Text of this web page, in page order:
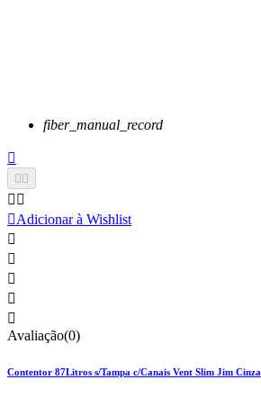
fiber_manual_record

 
 
Adicionar à Wishlist





Avaliação(0)
Contentor 87Litros s/Tampa c/Canais Vent Slim Jim Cinza